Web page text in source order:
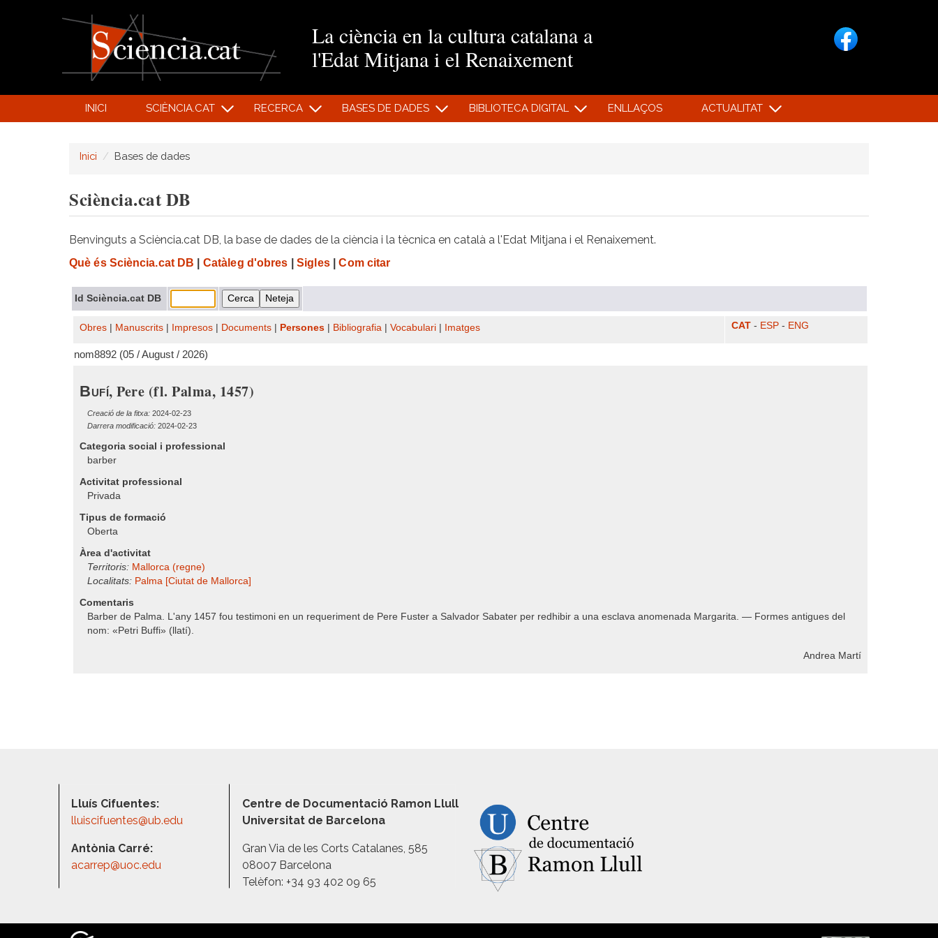
La ciència en la cultura catalana a
l'Edat Mitjana i el Renaixement
INICI SCIÈNCIA.CAT RECERCA BASES DE DADES BIBLIOTECA DIGITAL ENLLAÇOS ACTUALITAT
Inici Bases de dades
Sciència.cat DB
Benvinguts a Sciència.cat DB, la base de dades de la ciència i la tècnica en català a l'Edat Mitjana i el Renaixement.
Què és Sciència.cat DB Catàleg d'obres Sigles| Com citar
Id Sciència.cat DB
Obres Manuscrits Impresos Documents Persones Bibliografia Vocabulari Imatges CAT - ESP - ENG
nom8892 (05 / August / 2026)
Bufí, Pere (fl. Palma, 1457)
Creació de la fitxa: 2024-02-23
Darrera modificació: 2024-02-23
Categoria social i professional
barber
Activitat professional
Privada
Tipus de formació
Oberta
Àrea d'activitat
Territoris: Mallorca (regne)
Localitats: Palma [Ciutat de Mallorca]
Comentaris
Barber de Palma. L'any 1457 fou testimoni en un requeriment de Pere Fuster a Salvador Sabater per redhibir a una esclava anomenada Margarita. — Formes antigues del
nom: «Petri Buffi» (llatí).
Andrea Martí
Lluís Cifuentes:
lluiscifuentes@ub.edu
Antònia Carré:
acarrep@uoc.edu
Centre de Documentació Ramon Llull
Universitat de Barcelona
Gran Via de les Corts Catalanes, 585
08007 Barcelona
Telèfon: +34 93 402 09 65